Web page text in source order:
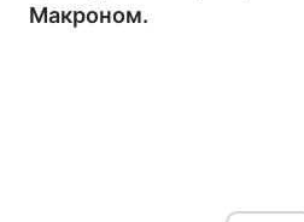
Макроном.